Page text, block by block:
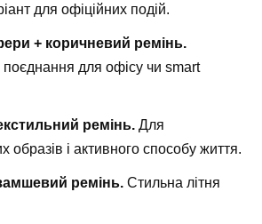
для офіційних подій.
+ коричневий ремінь.
поєднання для офісу чи smart
ремінь. Для
образів і активного способу життя.
ремінь. Стильна літня